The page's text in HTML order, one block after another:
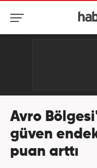
Avro
güven
puan arttı